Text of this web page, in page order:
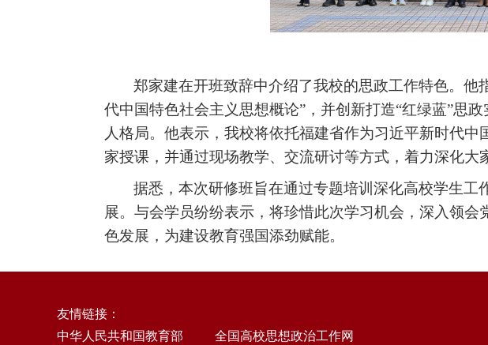
郑家建在开班致辞中介绍了我校的思政工作特色。他
代中国特色社会主义思想概论”，并创新打造“红绿蓝”思
人格局。他表示，我校将依托福建省作为习近平新时代
家授课，并通过现场教学、交流研讨等方式，着力深化大
据悉，本次研修班旨在通过专题培训深化高校学生
展。与会学员纷纷表示，将珍惜此次学习机会，深入领
色发展，为建设教育强国添劲赋能。
友情链接：
中华人民共和国教育部
全国高校思想政治工作网